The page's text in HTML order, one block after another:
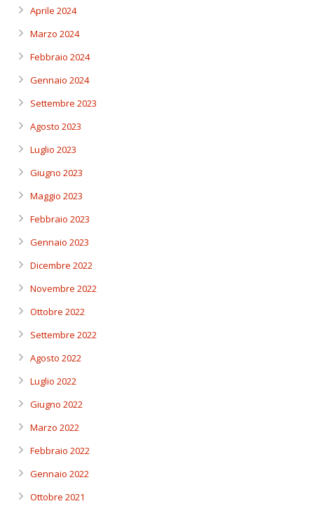
Aprile 2024
Marzo 2024
Febbraio 2024
Gennaio 2024
Settembre 2023
Agosto 2023
Luglio 2023
Giugno 2023
Maggio 2023
Febbraio 2023
Gennaio 2023
Dicembre 2022
Novembre 2022
Ottobre 2022
Settembre 2022
Agosto 2022
Luglio 2022
Giugno 2022
Marzo 2022
Febbraio 2022
Gennaio 2022
Ottobre 2021